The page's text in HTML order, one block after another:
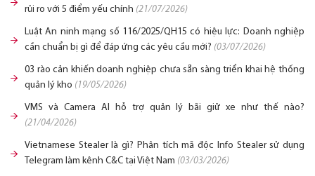
rủi ro với 5 điểm yếu chính (21/07/2026)
Luật An ninh mạng số 116/2025/QH15 có hiệu lực: Doanh nghiệp
cần chuẩn bị gì để đáp ứng các yêu cầu mới? (03/07/2026)
03 rào cản khiến doanh nghiệp chưa sẵn sàng triển khai hệ thống
quản lý kho (19/05/2026)
VMS và Camera AI hỗ trợ quản lý bãi giữ xe như thế nào?
(21/04/2026)
Vietnamese Stealer là gì? Phân tích mã độc Info Stealer sử dụng
Telegram làm kênh C&C tại Việt Nam (03/03/2026)